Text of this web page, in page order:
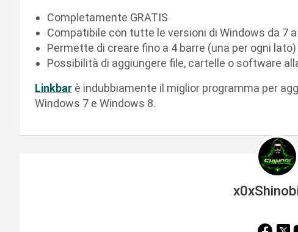
Completamente GRATIS
Compatibile con tutte le versioni di Windows da 7 a
Permette di creare fino a 4 barre (una per ogni lato)
Possibilità di aggiungere file, cartelle o software
Linkbar è indubbiamente il miglior programma per
Windows 7 e Windows 8.